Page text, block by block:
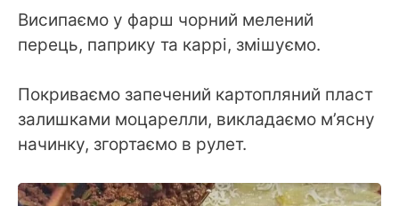
Висипаємо у фарш чорний мелений
перець, паприку та каррі, змішуємо.
Покриваємо запечений картопляний пласт
залишками моцарелли, викладаємо м’ясну
начинку, згортаємо в рулет.